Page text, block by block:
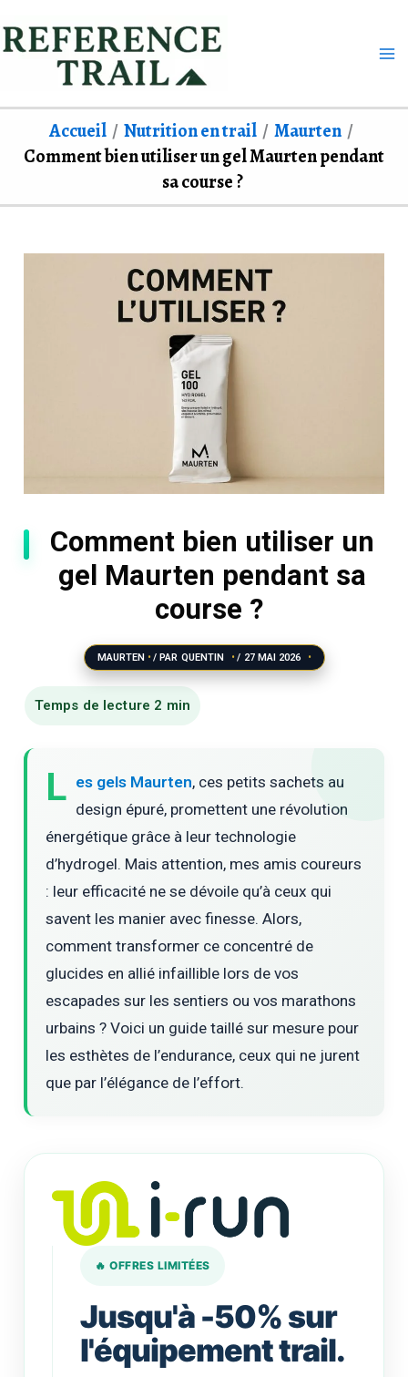
au
Accueil Nutrition en trail
Maurten
Comment bien utiliser un gel Maurten pendant
sa course ?
Comment bien utiliser un
gel Maurten pendant sa
course ?
MAURTEN / PAR QUENTIN / 27 MAI 2026
L es gels Maurten, ces petits sachets au
design épuré, promettent une révolution
énergétique grâce à leur technologie
d’hydrogel. Mais attention, mes amis coureurs
: leur efficacité ne se dévoile qu’à ceux qui
savent les manier avec finesse. Alors,
comment transformer ce concentré de
glucides en allié infaillible lors de vos
escapades sur les sentiers ou vos marathons
urbains ? Voici un guide taillé sur mesure pour
les esthètes de l’endurance, ceux qui ne jurent
que par l’élégance de l’effort.
🔥 OFFRES LIMITÉES
Jusqu'à -50% sur
l'équipement trail.